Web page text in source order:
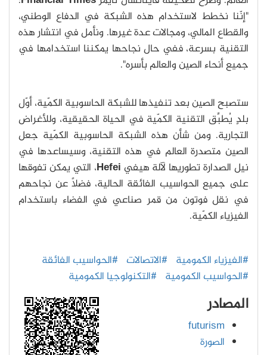
"إنّنا نخطط لاستخدام هذه الشبكة في الدفاع الوطني،
والقطاع المالي، ومجالات عدة غيرها. ونأمل في انتشار هذه
التقنية بسرعة، ففي حال نجاحها يمكننا استخدامها في
جميع أنحاء الصين والعالم بأسره".
ستصبح الصين بعد تنفيذها للشبكة الحاسوبية الكمّية، أوّل
بلدٍ يُطبِّق التقنية الكمّية في الحياة الحقيقية، وللأغراض
التجارية. ومن شأن هذه الشبكة الحاسوبية الكمّية جعل
الصين متصدرة العالم في هذه التقنية، وسيساعدها في
نيل الصدارة تطوريها لآلة هيفي Hefei، التي يمكن تفوقها
على جميع الحواسيب الفائقة الحالية، فضلاً عن نجاحهم
في نقل فوتون من قمر صناعي في الفضاء باستخدام
الفيزياء الكمّية.
#الفيزياء الكمومية #الاتصالات #الحواسيب الفائقة
#الحواسيب الكمومية #التكنولوجيا الكمومية
المصادر
futurism
الصورة